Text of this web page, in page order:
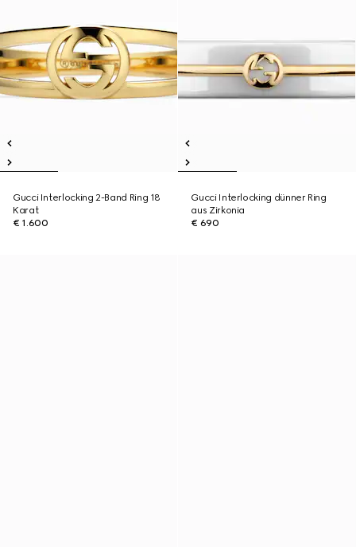
Gucci Interlocking 2-Band Ring 18
Karat
€ 1.600
Gucci Interlocking dünner Ring
aus Zirkonia
€ 690